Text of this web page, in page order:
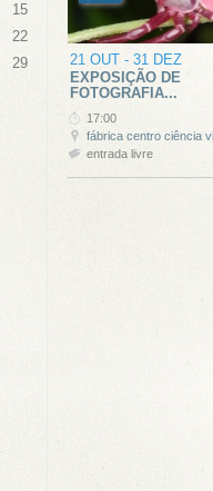
15
22
29
21 OUT - 31 DEZ
EXPOSIÇÃO DE
FOTOGRAFIA...
17:00
fábrica centro ciência
entrada livre